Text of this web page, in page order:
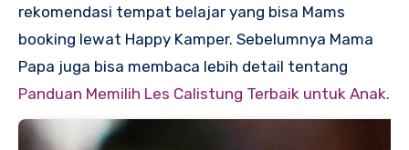
rekomendasi tempat belajar yang bisa Mams
booking lewat Happy Kamper. Sebelumnya Mama
Papa juga bisa membaca lebih detail tentang
Panduan Memilih Les Calistung Terbaik untuk Anak.